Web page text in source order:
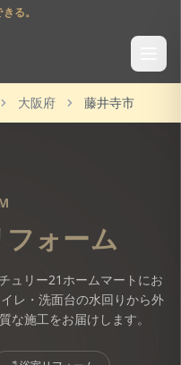
る。
大阪府 藤井寺市
フォーム
ュリー21ホームマートにお
レ・洗面台の水回りから外
な施工をお届けします。